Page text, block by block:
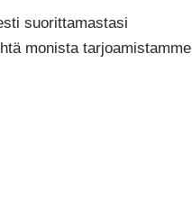
suorittamastasi
monista tarjoamistamme